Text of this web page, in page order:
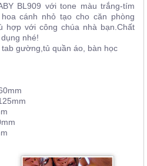
BL909 với tone màu trắng-tím
cánh nhỏ tạo cho căn phòng
hợp với công chúa nhà bạn.Chất
nhé!
gường,tủ quần áo, bàn học